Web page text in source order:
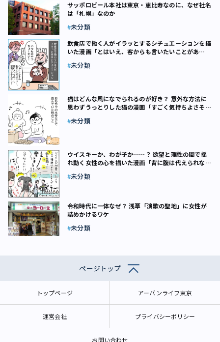
サッポロビール本社は東京・恵比寿なのに、なぜ社名
は「札幌」なのか
未分類
飲食店で働く人がイラッとするシチュエーションを描
いた漫画「とはいえ、客からも言いたいことがあ
未分類
猫はどんな風になでられるのが好き？ 意外な方法に
思わずうっとりした猫の漫画「すごく気持ちよさそう
未分類
ウイスキーか、わが子か……？ 欲望と理性の間で揺
れ動く女性の心を描いた漫画「背に腹は代えられな
未分類
令和時代に一体なぜ？ 浅草「演歌の聖地」に女性が
詰めかけるワケ
未分類
ページトップ
トップページ アーバンライフ東京
運営会社 プライバシーポリシー
お問い合わせ